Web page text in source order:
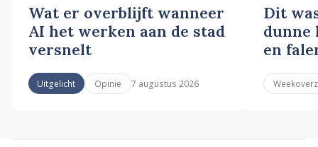
Wat er overblijft wanneer
AI het werken aan de stad
versnelt
Uitgelicht Opinie 7 augustus 2026
Dit
dunne
en